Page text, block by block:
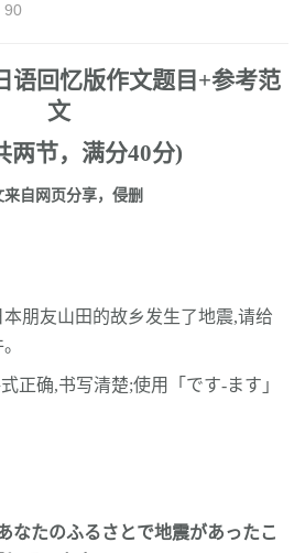
90
语回忆版作文题目 +参考范
文
两节，满分40分)
来自网页分享，侵删
朋友山田的故乡发生了地震,请给
正确,书写清楚;使用「です-ます」
なたのふるさとで地震があったこ